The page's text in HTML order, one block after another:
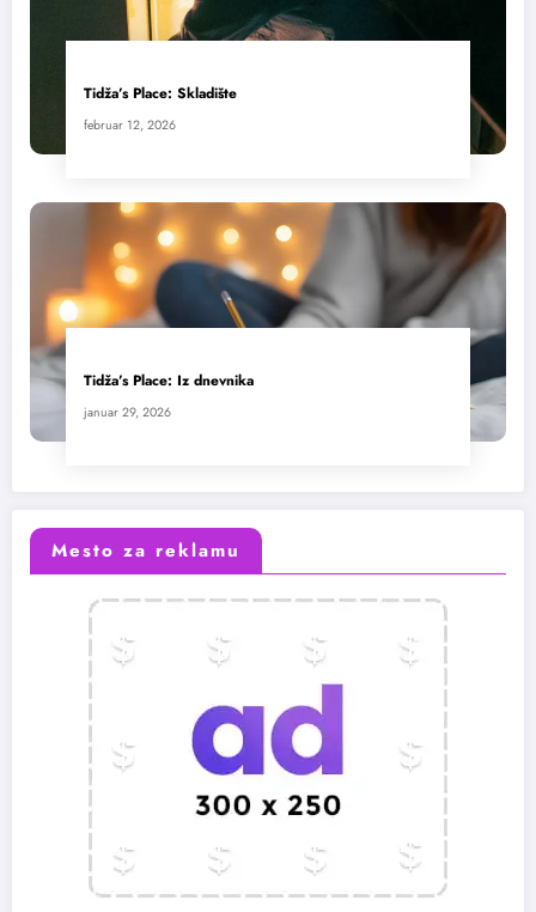
Tidža’s Place: Skladište
februar 12, 2026
Tidža’s Place: Iz dnevnika
januar 29, 2026
Mesto za reklamu